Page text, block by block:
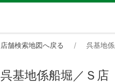
店舗検索地図へ戻る 呉基地
呉基地係船堀／Ｓ店